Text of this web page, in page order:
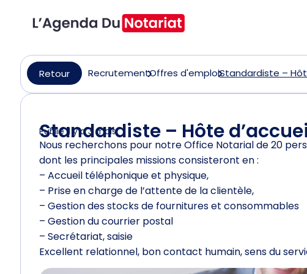
Retour RecrutementOffres d'emploiStandardiste –
Standardiste – Hôte
Publié il y a 3 mois
Nous recherchons pour notre Office Notarial de 20
dont les principales missions consisteront en :
– Accueil téléphonique et physique,
– Prise en charge de l’attente de la clientèle,
– Gestion des stocks de fournitures et consommables
– Gestion du courrier postal
– Secrétariat, saisie
Excellent relationnel, bon contact humain, sens du